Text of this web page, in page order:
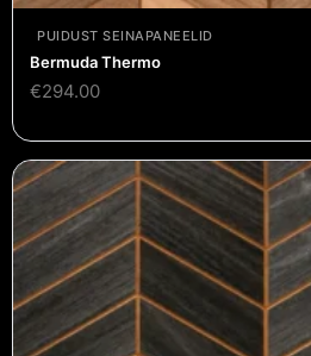
PUIDUST SEINAPANEELID
Bermuda Thermo
€294.00